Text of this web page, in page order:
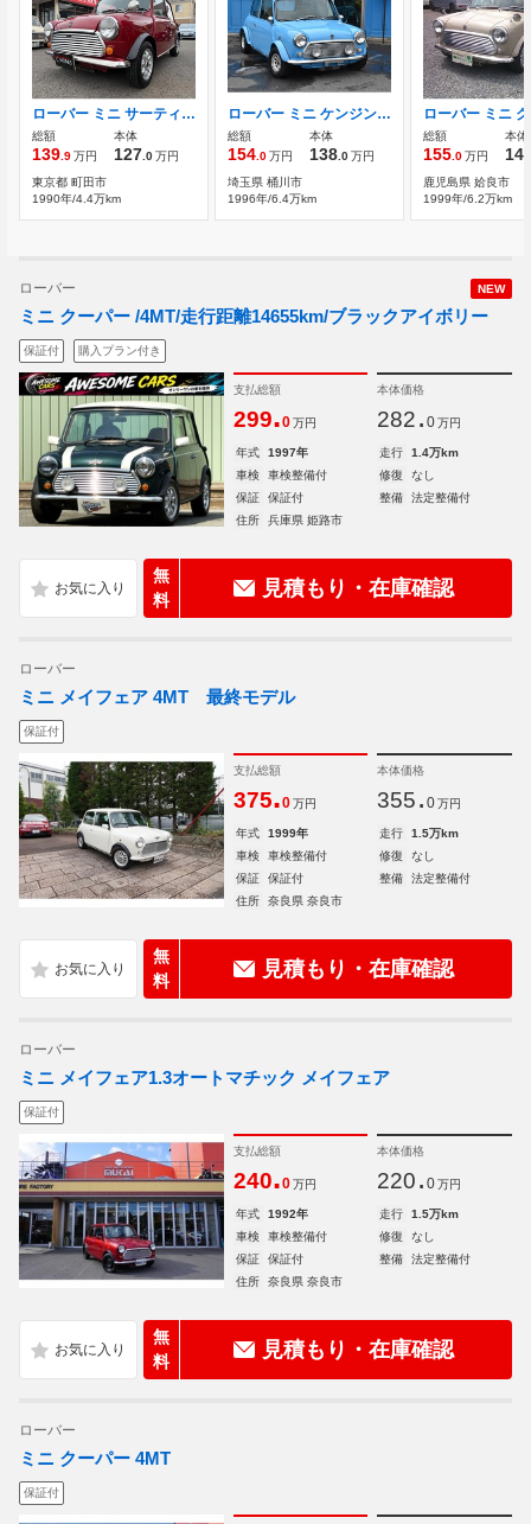
ローバー ミニ サーティー 限定車 MT
総額
139.9万円
本体
127.0万円
東京都 町田市
1990年/4.4万km
ローバー ミニ ケンジントン ガラスモール類交換済
総額
154.0万円
本体
138.0万円
埼玉県 桶川市
1996年/6.4万km
総額
155.0万円
本体
鹿児島県 姶良市
1999年/6.2万km
NEW
ローバー
ミニ クーパー /4MT/走行距離14655km/ブラックアイボリー
保証付 購入プラン付き
支払総額
299.0 万円
本体価格
282. 0 万円
年式 1997年 走行
1.4万km
車検
車検整備付 修復
なし
保証
保証付 整備
法定整備付
住所
兵庫県 姫路市
無
料
見積もり・在庫確認
ローバー
ミニ メイフェア 4MT 最終モデル
保証付
支払総額
375.0 万円
本体価格
355. 0 万円
年式 1999年 走行
1.5万km
車検
車検整備付 修復
なし
保証
保証付 整備
法定整備付
住所
奈良県 奈良市
無
料
見積もり・在庫確認
ローバー
ミニ メイフェア1.3オートマチック メイフェア
保証付
支払総額
240.0 万円
本体価格
220. 0 万円
年式 1992年 走行
1.5万km
車検
車検整備付 修復
なし
保証
保証付 整備
法定整備付
住所
奈良県 奈良市
無
料
見積もり・在庫確認
ローバー
ミニ クーパー 4MT
保証付